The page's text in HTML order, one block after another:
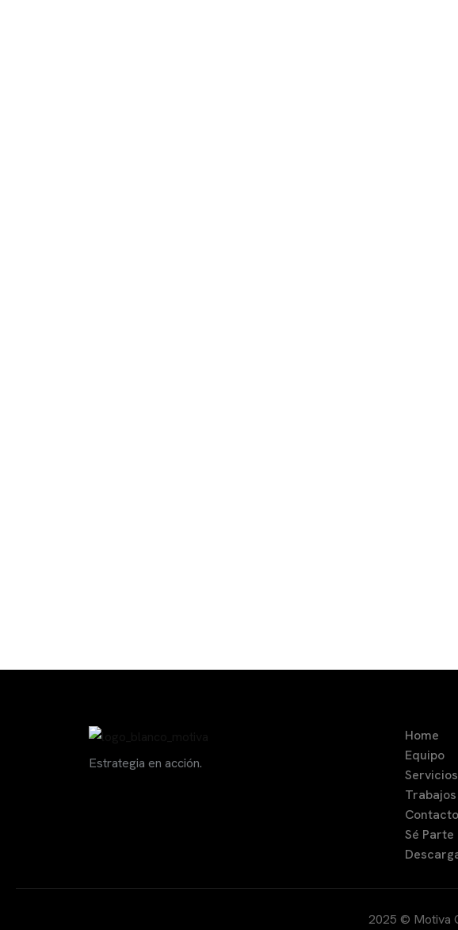
Estrategia en acción.
Home
Equipo
Servicios
Trabajos
Contacto
Sé Parte
2025 © Motiva